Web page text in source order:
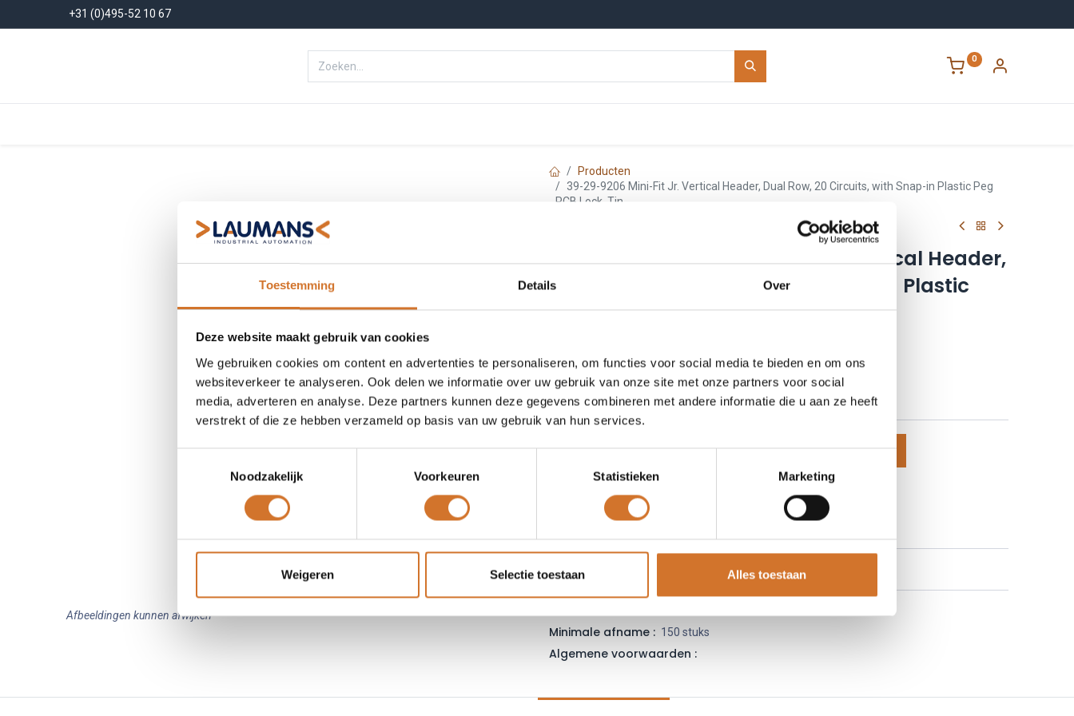
Toestemming Details Over
Deze website maakt gebruik van cookies
We gebruiken cookies om content en advertenties te personaliseren, om functies voor social media te bieden en om ons
websiteverkeer te analyseren. Ook delen we informatie over uw gebruik van onze site met onze partners voor social
media, adverteren en analyse. Deze partners kunnen deze gegevens combineren met andere informatie die u aan ze heeft
verstrekt of die ze hebben verzameld op basis van uw gebruik van hun services.
Noodzakelijk
Voorkeuren Statistieken Marketing
Weigeren Selectie toestaan Alles toestaan
+31 (0)495-52 10 67
0
Afbeeldingen kunnen afwijken
Producten
39-29-9206 Mini-Fit Jr. Vertical Header, Dual Row, 20 Circuits, with Snap-in Plastic Peg
PCB Lock, Tin
Molex 39-29-9206 Mini-Fit Jr. Vertical Header,
Dual Row, 20 Circuits, with Snap-in Plastic
Peg PCB Lock, Tin
Leveranciersnummer :39-29-9206
Login|Registreerom prijzen te zien
Toevoegen aan winkelmand
Vraag offerte
Minimale afname : 150 stuks
Algemene voorwaarden :